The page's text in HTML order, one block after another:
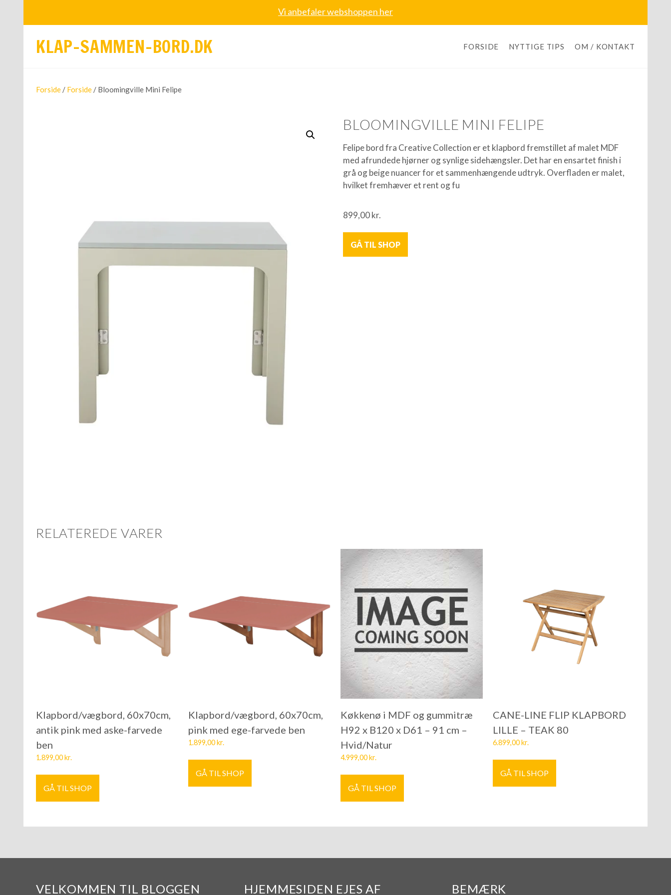
Vi anbefaler webshoppen her
KLAP-SAMMEN-BORD.DK FORSIDE NYTTIGE TIPS OM / KONTAKT
Forside / Forside / Bloomingville Mini Felipe
BLOOMINGVILLE MINI FELIPE
Felipe bord fra Creative Collection er et klapbord fremstillet af malet MDF
med afrundede hjørner og synlige sidehængsler. Det har en ensartet finish i
grå og beige nuancer for et sammenhængende udtryk. Overfladen er malet,
hvilket fremhæver et rent og fu
899,00kr.
GÅ TIL SHOP
RELATEREDE VARER
Klapbord/vægbord, 60x70cm,
antik pink med aske-farvede
ben
1.899,00kr.
GÅ TIL SHOP
Klapbord/vægbord, 60x70cm,
pink med ege-farvede ben
1.899,00kr.
GÅ TIL SHOP
Køkkenø i MDF og gummitræ
H92 x B120 x D61 – 91 cm –
Hvid/Natur
4.999,00kr.
GÅ TIL SHOP
CANE-LINE FLIP KLAPBORD
LILLE – TEAK 80
6.899,00kr.
GÅ TIL SHOP
VELKOMMEN TIL BLOGGEN HJEMMESIDEN EJES AF BEMÆRK